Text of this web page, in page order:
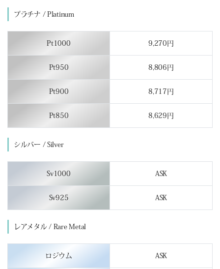
プラチナ / Platinum
Pt1000 9,270円
Pt950 8,806円
Pt900 8,717円
Pt850 8,629円
シルバー / Silver
Sv1000 ASK
Sv925 ASK
レアメタル / Rare Metal
ロジウム ASK